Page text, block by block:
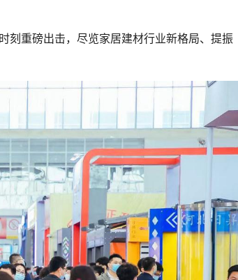
刻重磅出击，尽览家居建材行业新格局、提振